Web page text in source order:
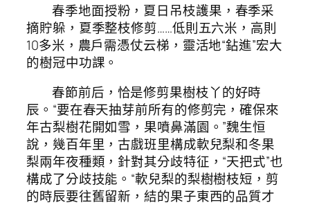
春季地面授粉，夏日吊枝護果，春季采
摘貯躲，夏季整枝修剪……低則五六米，高則
10多米，農戶需憑仗云梯，靈活地“鉆進”宏大
的樹冠中功課。
春節前后，恰是修剪果樹枝丫的好時
辰。“要在春天抽芽前所有的修剪完，確保來
年古梨樹花開如雪，果噴鼻滿園。”魏生恒
說，幾百年里，古戲班里構成軟兒梨和冬果
梨兩年夜種類，針對其分歧特征，“天把式”也
構成了分歧技能。“軟兒梨的梨樹樹枝短，剪
的時辰要往舊留新，結的果子東西的品質才